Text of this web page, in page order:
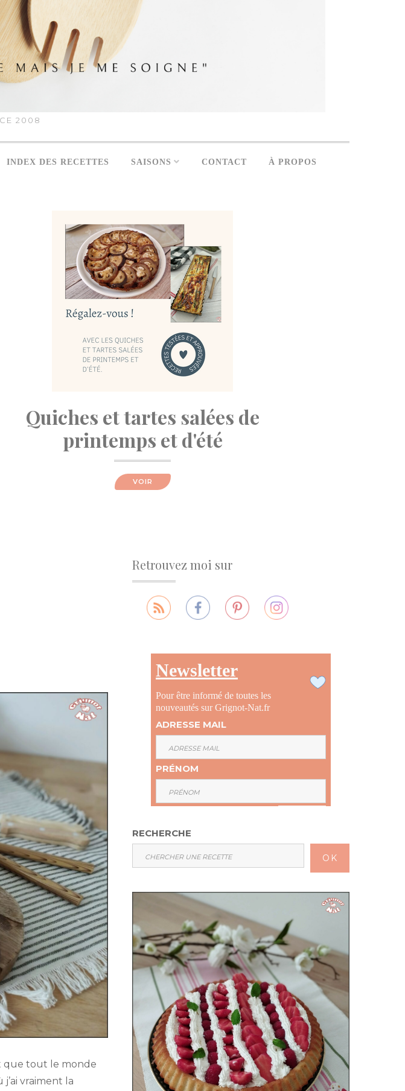
2008
INDEX DES RECETTES SAISONS CONTACT À PROPOS
Quiches et tartes salées de
printemps et d'été
VOIR
que tout le monde
vraiment la
Retrouvez moi sur
Newsletter
Pour être informé de toutes les
nouveautés sur Grignot-Nat.fr
ADRESSE MAIL
PRÉNOM
RECHERCHE
OK